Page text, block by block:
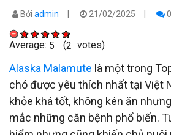
Bởi admin 21/02/2025 0
Average: 5 (2 votes)
Alaska Malamute là một trong
chó được yêu thích nhất tại Việt
khỏe khá tốt, không kén ăn
mắc những căn bệnh phổ biến.